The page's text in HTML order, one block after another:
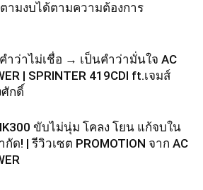
ามงบได้ตามความต้องการ
ำว่าไม่เชื่อ → เป็นคำว่ามั่นใจ AC
| SPRINTER 419CDI ft.เจมส์
ศักดิ์
ขับไม่นุ่ม โคลง โยน แก้จบใน
กัด! | รีวิวเซต PROMOTION จาก AC